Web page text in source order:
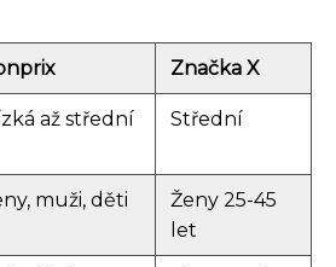
Značka X
až střední Střední
muži, děti
Ženy 25-45
let